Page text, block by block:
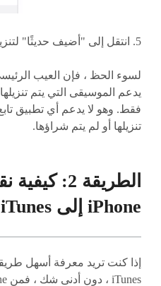
5. انتقل إلى "أضيف حديثًا" لتنزيل الموسيقى وقتما تشاء.
فقط. وهو لا يدعم أي تطبيق
تنزيلها أو لم يتم شراؤها.
الطريقة 2:
iPhone إلى iTunes بنقرة واحدة